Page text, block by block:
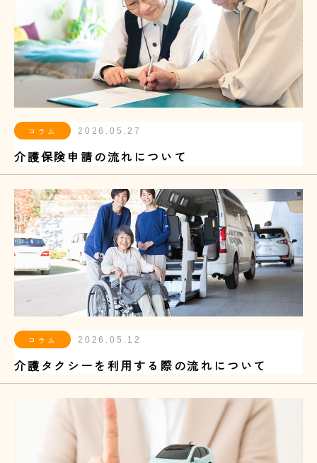
コラム 2026.05.27
介護保険申請の流れについて
コラム 2026.05.12
介護タクシーを利用する際の流れについて